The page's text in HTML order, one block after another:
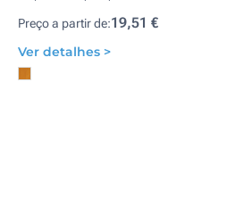
Preço a partir de:19,51 €
Ver detalhes >